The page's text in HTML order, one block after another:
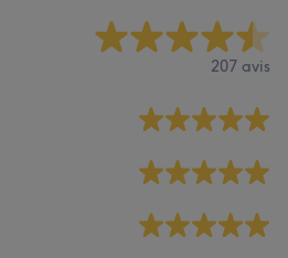
207 avis